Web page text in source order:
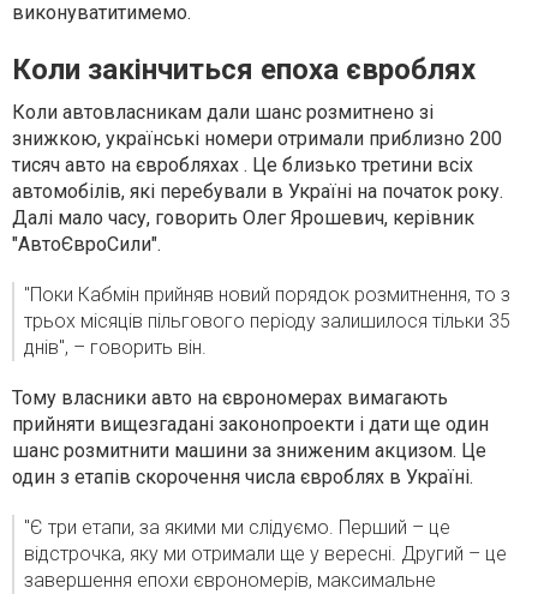
виконуватитимемо.
Коли закінчиться епоха євроблях
Коли автовласникам дали шанс розмитнено зі
знижкою, українські номери отримали приблизно 200
тисяч авто на євробляхах . Це близько третини всіх
автомобілів, які перебували в Україні на початок року.
Далі мало часу, говорить Олег Ярошевич, керівник
"АвтоЄвроСили".
"Поки Кабмін прийняв новий порядок розмитнення, то з
трьох місяців пільгового періоду залишилося тільки 35
днів", – говорить він.
Тому власники авто на єврономерах вимагають
прийняти вищезгадані законопроекти і дати ще один
шанс розмитнити машини за зниженим акцизом. Це
один з етапів скорочення числа євроблях в Україні.
"Є три етапи, за якими ми слідуємо. Перший – це
відстрочка, яку ми отримали ще у вересні. Другий – це
завершення епохи єврономерів, максимальне